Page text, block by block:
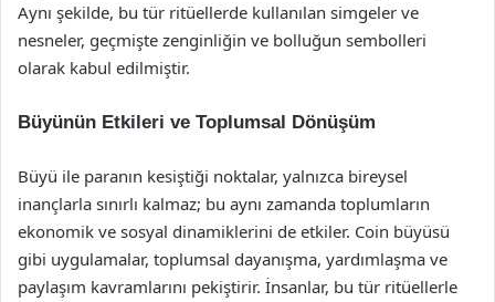
Aynı şekilde, bu tür ritüellerde kullanılan simgeler ve
nesneler, geçmişte zenginliğin ve bolluğun sembolleri
olarak kabul edilmiştir.
Büyünün Etkileri ve Toplumsal Dönüşüm
Büyü ile paranın kesiştiği noktalar, yalnızca bireysel
inançlarla sınırlı kalmaz; bu aynı zamanda toplumların
ekonomik ve sosyal dinamiklerini de etkiler. Coin büyüsü
gibi uygulamalar, toplumsal dayanışma, yardımlaşma ve
paylaşım kavramlarını pekiştirir. İnsanlar, bu tür ritüellerle